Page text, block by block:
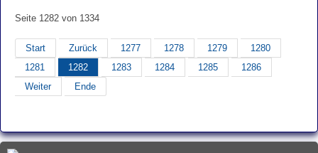
Seite 1282 von 1334
Start Zurück 1277 1278 1279
1280
1281
1282 1283 1284 1285
1286
Weiter
Ende